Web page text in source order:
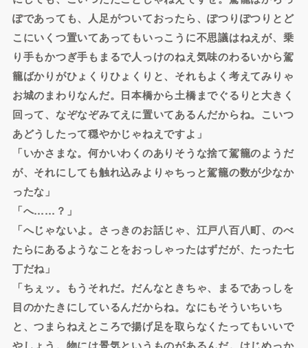
ぽであっても、人足がついておったら、ぽつりぽつりとど
こにいくつ置いてあってもいっこうに不思議はねえが、乗
り手もかつぎ手もまるで人っけのねえ気味のわるいから駕
籠ばかりがひょくりひょくりと、それもよく考えてみりゃ
お城のまわりなんだ。日本橋から土橋までぐるりと大きく
回って、なぞなぞみてえに置いてあるんだからね。こいつ
あどうしたって穏やかじゃねえですよ」
「いかさまな。何かいわくのありそうな捨て駕籠のようだ
が、それにしても触れ込みよりゃちっと駕籠の数が少なか
ったな」
「へ……？」
「へじゃないよ。さっきのお話じゃ、江戸八百八町、のべ
たらにあるようなことをおっしゃったはずだが、たった七
丁だね」
「ちぇッ。もうそれだ。だんなときちゃ、まるであっしを
目のかたきにしているんだからね。なにもそういちいち
と、つまらねえところで揚げ足を取らなくたってもいいで
やしょう。物には景気というものがあるんだ。はじめっか